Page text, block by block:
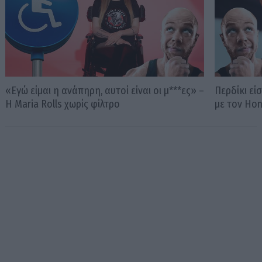
«Εγώ είμαι η ανάπηρη, αυτοί είναι οι μ***ες» –
Η Maria Rolls χωρίς φίλτρο
Περδίκι
με τον